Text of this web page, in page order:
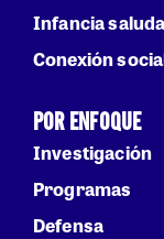
Infancia
Conexión
POR ENFOQUE
Investigación
Programas
Defensa